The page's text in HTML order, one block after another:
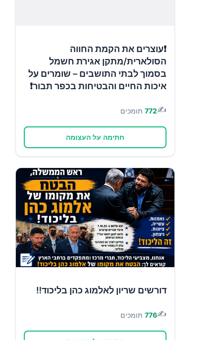
❗עוצרים את הקמת החווה
הסולארית/מתקן אגירת חשמל
בסמוך לבתי התושבים – שומרים על
איכות החיים והבטיחות בכפר תבור❗
✍️
772 תומכים
חתימה על העצומה
דורשים שריון לאלמוג כהן בליכוד‼️
✍️
776 תומכים